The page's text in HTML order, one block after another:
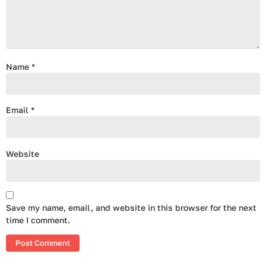
Name *
Email *
Website
Save my name, email, and website in this browser for the next
time I comment.